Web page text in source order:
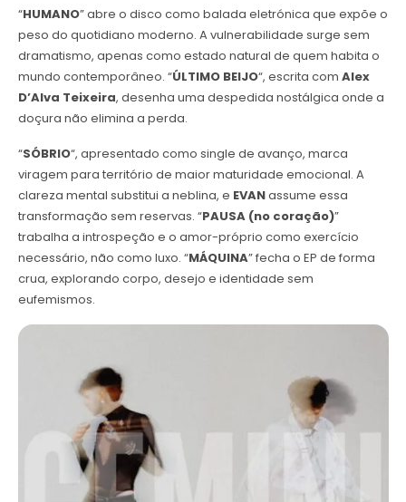
“HUMANO” abre o disco como balada eletrónica que expõe o
peso do quotidiano moderno. A vulnerabilidade surge sem
dramatismo, apenas como estado natural de quem habita o
mundo contemporâneo. “ÚLTIMO BEIJO“, escrita com Alex
D’Alva Teixeira, desenha uma despedida nostálgica onde a
doçura não elimina a perda.
“SÓBRIO“, apresentado como single de avanço, marca
viragem para território de maior maturidade emocional. A
clareza mental substitui a neblina, e EVANassume essa
transformação sem reservas. “PAUSA (no coração)”
trabalha a introspeção e o amor-próprio como exercício
necessário, não como luxo. “MÁQUINA” fecha o EP de forma
crua, explorando corpo, desejo e identidade sem
eufemismos.